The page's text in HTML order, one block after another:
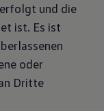
und die
ist. Es ist
oder
Dritte